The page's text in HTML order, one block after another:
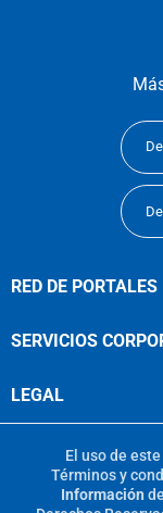
RED DE PORTALES
SERVICIOS
LEGAL
El uso de
Términos y
Información de